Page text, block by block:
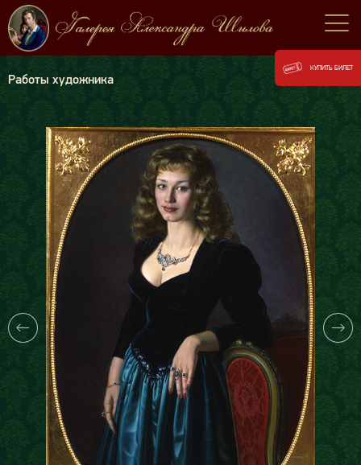
Работы художника
КУПИТЬ БИЛЕТ